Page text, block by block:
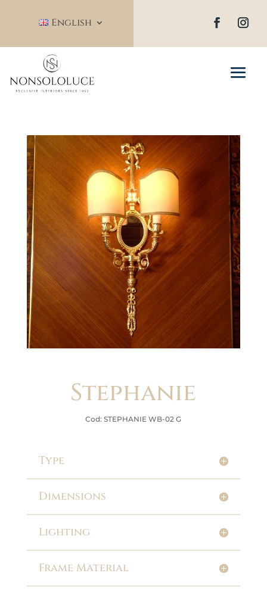
English
Stephanie
Cod: STEPHANIE WB-02 G
Type
Dimensions
Lighting
Frame Material